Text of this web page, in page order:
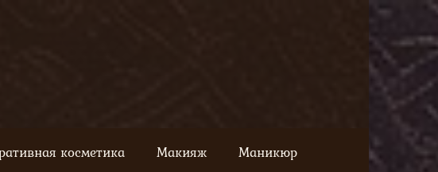
косметика Макияж Маникюр